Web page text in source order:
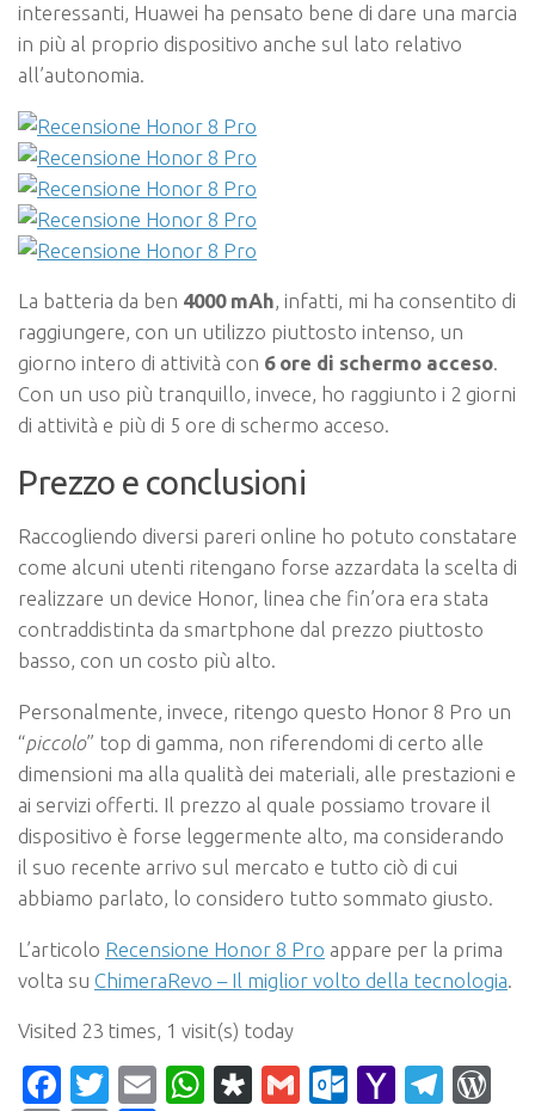
interessanti, Huawei ha pensato bene di dare una marcia
in più al proprio dispositivo anche sul lato relativo
all’autonomia.
La batteria da ben 4000 mAh, infatti, mi ha consentito di
raggiungere, con un utilizzo piuttosto intenso, un
giorno intero di attività con 6 ore di schermo acceso.
Con un uso più tranquillo, invece, ho raggiunto i 2 giorni
di attività e più di 5 ore di schermo acceso.
Prezzo e conclusioni
Raccogliendo diversi pareri online ho potuto constatare
come alcuni utenti ritengano forse azzardata la scelta di
realizzare un device Honor, linea che fin’ora era stata
contraddistinta da smartphone dal prezzo piuttosto
basso, con un costo più alto.
Personalmente, invece, ritengo questo Honor 8 Pro un
“piccolo” top di gamma, non riferendomi di certo alle
dimensioni ma alla qualità dei materiali, alle prestazioni e
ai servizi offerti. Il prezzo al quale possiamo trovare il
dispositivo è forse leggermente alto, ma considerando
il suo recente arrivo sul mercato e tutto ciò di cui
abbiamo parlato, lo considero tutto sommato giusto.
L’articolo Recensione Honor 8 Pro appare per la prima
volta su ChimeraRevo – Il miglior volto della tecnologia
Visited 23 times, 1 visit(s) today
Facebook
Twitter
EmailWhatsApp
Diaspora
Gmail Yahoo